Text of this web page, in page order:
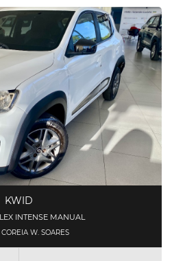
KWID
INTENSE MANUAL
W. SOARES